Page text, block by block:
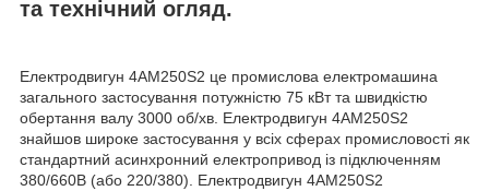
та технічний огляд.
Електродвигун 4АМ250S2 це промислова електромашина
загального застосування потужністю 75 кВт та швидкістю
обертання валу 3000 об/хв. Електродвигун 4АМ250S2
знайшов широке застосування у всіх сферах промисловості як
стандартний асинхронний електропривод із підключенням
380/660В (або 220/380). Електродвигун 4АМ250S2